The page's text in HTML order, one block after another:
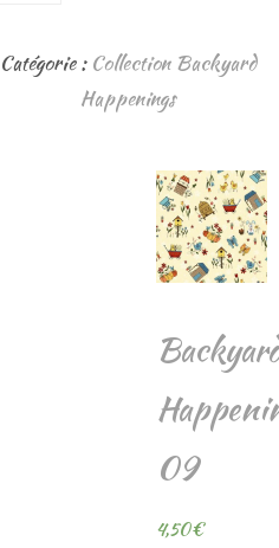
Happenings
Catégorie : Collection Backyard
Happenings
09
4,50€